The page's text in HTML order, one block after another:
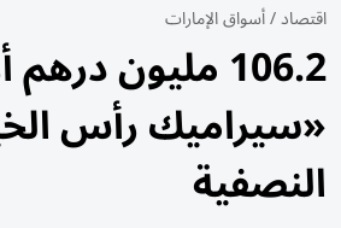
اقتصاد/أسواق الإمارات
106.2 مليون
«سيراميك رأس
النصفية